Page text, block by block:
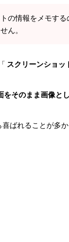
の情報をメモす
ん。
スクリーンショッ
をそのまま画像と
ばれることが多